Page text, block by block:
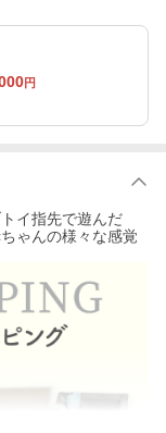
円
イ指先で遊んだ
ゃんの様々な感覚